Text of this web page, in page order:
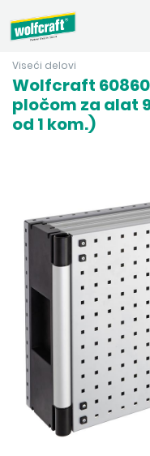
Viseći delovi
Wolfcraft
pločom za alat
od 1 kom.)